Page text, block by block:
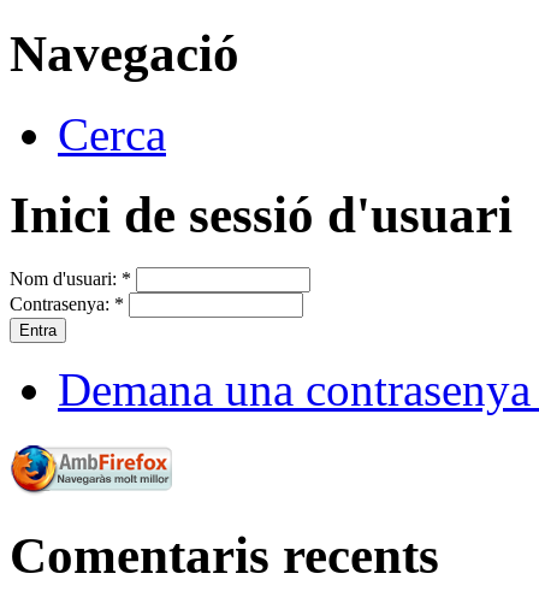
Navegació
Cerca
Inici de sessió d'usuari
Nom d'usuari: *
Contrasenya: *
Demana una
Comentaris recents